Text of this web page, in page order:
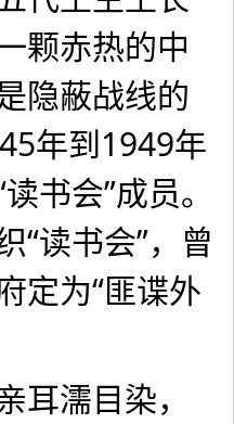
颗赤热的中
隐蔽战线的
年到1949年
书会”成员。
“读书会”，曾
定为“匪谍外
耳濡目染，